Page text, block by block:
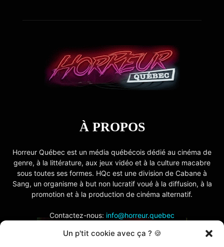
Un p'tit cookie avec ça ? 🍪
À PROPOS
Horreur Québec est un média québécois dédié au cinéma de
genre, à la littérature, aux jeux vidéo et à la culture macabre
sous toutes ses formes. HQc est une division de Cabane à
Sang, un organisme à but non lucratif voué à la diffusion, à la
promotion et à la production de cinéma alternatif.
Contactez-nous: info@horreur.quebec